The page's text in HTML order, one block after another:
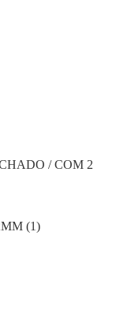
/ COM 2
(1)